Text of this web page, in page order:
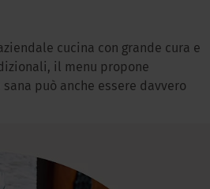
cucina con grande cura e
il menu propone
può anche essere davvero